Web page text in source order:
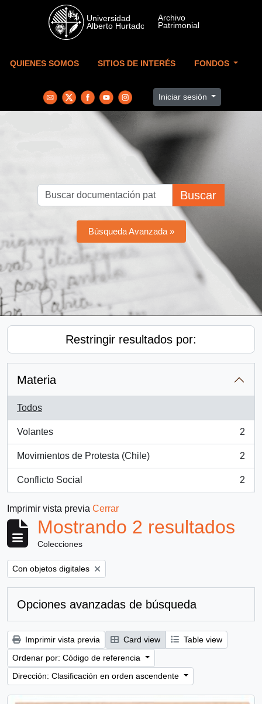
Skip to main content
QUIENES SOMOS SITIOS DE INTERÉS FONDOS
Iniciar sesión
Buscar
Búsqueda Avanzada »
Restringir resultados por:
Materia
Todos
Volantes
, 2 resultados
2
Movimientos de Protesta (Chile)
, 2 resultados
2
Conflicto Social
, 2 resultados
2
Imprimir vista previa Cerrar
Mostrando 2 resultados
Colecciones
Remove filter:
Con objetos digitales
Opciones avanzadas de búsqueda
Imprimir vista previa Card view
Table view
Ordenar por: Código de referencia
Dirección: Clasificación en orden ascendente